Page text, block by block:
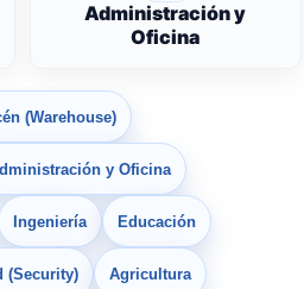
Administración y
Oficina
(Warehouse)
y Oficina
Ingeniería Educación
(Security) Agricultura